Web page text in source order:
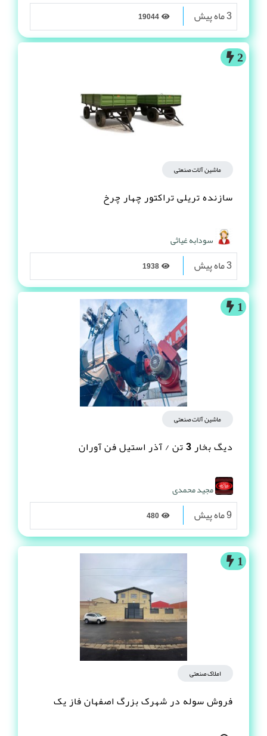
3 ماه پیش
2
ماشین آلات صنعتی
سازنده تریلی تراکتور چهار چرخ
سودابه غیاثی
3 ماه پیش
1
ماشین آلات صنعتی
دیگ بخار 3 تن / آذر استیل فن آوران
مجید محمدی
9 ماه پیش
1
املاک صنعتی
فروش سوله در شهرک بزرگ اصفهان فاز یک